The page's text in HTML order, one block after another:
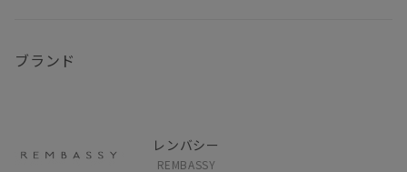
ブランド
レンバシー
REMBASSY